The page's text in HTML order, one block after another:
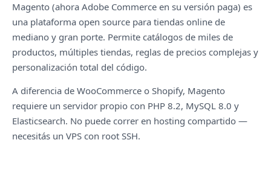
Magento (ahora Adobe Commerce en su versión paga) es
una plataforma open source para tiendas online de
mediano y gran porte. Permite catálogos de miles de
productos, múltiples tiendas, reglas de precios complejas y
personalización total del código.
A diferencia de WooCommerce o Shopify, Magento
requiere un servidor propio con PHP 8.2, MySQL 8.0 y
Elasticsearch. No puede correr en hosting compartido —
necesitás un VPS con root SSH.